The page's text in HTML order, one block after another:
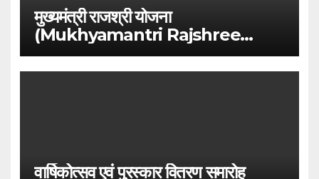
मुख्यमंत्री राजश्री योजना
(Mukhyamantri Rajshree
Yojna)
वार्षिकोत्सव एवं पुरस्कार वितरण समारोह